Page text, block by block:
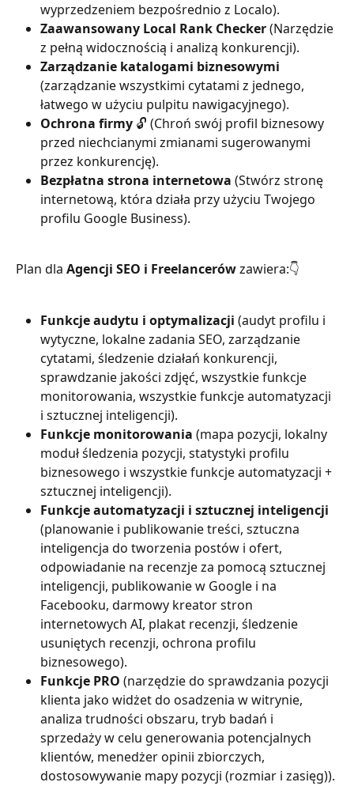
wyprzedzeniem bezpośrednio z Localo).
Zaawansowany Local Rank Checker (Narzędzie
z pełną widocznością i analizą konkurencji).
Zarządzanie katalogami biznesowymi
(zarządzanie wszystkimi cytatami z jednego,
łatwego w użyciu pulpitu nawigacyjnego).
Ochrona firmy 🔓 (Chroń swój profil biznesowy
przed niechcianymi zmianami sugerowanymi
przez konkurencję).
Bezpłatna strona internetowa (Stwórz stronę
internetową, która działa przy użyciu Twojego
profilu Google Business).
Plan dla Agencji SEO i Freelancerów zawiera:👇
Funkcje audytu i optymalizacji (audyt profilu i
wytyczne, lokalne zadania SEO, zarządzanie
cytatami, śledzenie działań konkurencji,
sprawdzanie jakości zdjęć, wszystkie funkcje
monitorowania, wszystkie funkcje automatyzacji
i sztucznej inteligencji).
Funkcje monitorowania (mapa pozycji, lokalny
moduł śledzenia pozycji, statystyki profilu
biznesowego i wszystkie funkcje automatyzacji +
sztucznej inteligencji).
Funkcje automatyzacji i sztucznej inteligencji
(planowanie i publikowanie treści, sztuczna
inteligencja do tworzenia postów i ofert,
odpowiadanie na recenzje za pomocą sztucznej
inteligencji, publikowanie w Google i na
Facebooku, darmowy kreator stron
internetowych AI, plakat recenzji, śledzenie
usuniętych recenzji, ochrona profilu
biznesowego).
Funkcje PRO (narzędzie do sprawdzania pozycji
klienta jako widżet do osadzenia w witrynie,
analiza trudności obszaru, tryb badań i
sprzedaży w celu generowania potencjalnych
klientów, menedżer opinii zbiorczych,
dostosowywanie mapy pozycji (rozmiar i zasięg)).